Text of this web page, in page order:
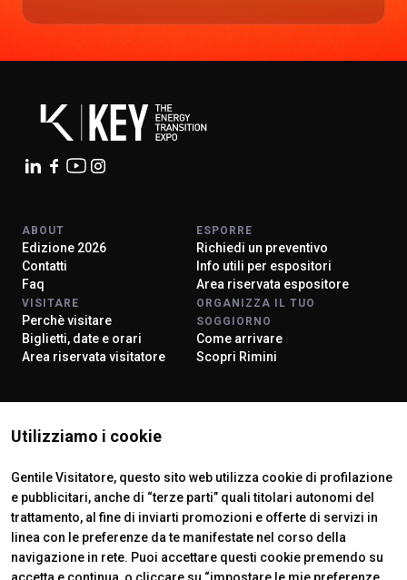
Utilizziamo i cookie
Gentile Visitatore, questo sito web utilizza cookie di profilazione
e pubblicitari, anche di “terze parti” quali titolari autonomi del
trattamento, al fine di inviarti promozioni e offerte di servizi in
linea con le preferenze da te manifestate nel corso della
navigazione in rete. Puoi accettare questi cookie premendo su
ABOUT
Edizione 2026
Contatti
Faq
ESPORRE
Richiedi un preventivo
Info utili per espositori
Area riservata espositore
VISITARE
Perchè visitare
Biglietti, date e orari
Area riservata visitatore
ORGANIZZA IL TUO
SOGGIORNO
Come arrivare
Scopri Rimini
ISTITUTI CERTIFICATORI